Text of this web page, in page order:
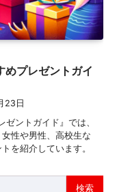
プレゼントガイ
23日
ントガイド』では、
性や男性、高校生な
を紹介しています。